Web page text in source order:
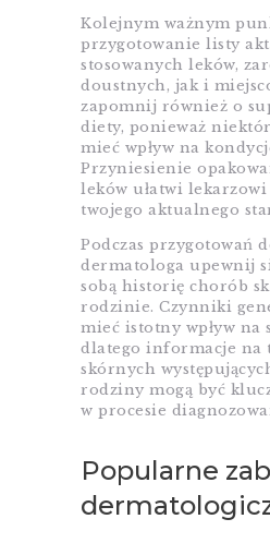
Kolejnym ważnym
przygotowanie listy
stosowanych leków,
doustnych, jak i
zapomnij również o
diety, ponieważ
mieć wpływ na
Przyniesienie
leków ułatwi
twojego aktualnego
Podczas przygotowań
dermatologa upewnij
sobą historię chorób
rodzinie. Czynniki
mieć istotny wpływ na
dlatego informacje na
skórnych
rodziny mogą być
w procesie
Popularne